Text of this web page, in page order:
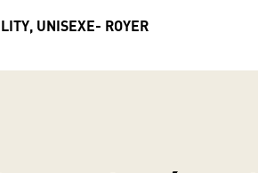
UNISEXE- ROYER